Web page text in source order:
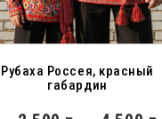
Рубаха Россея, красный
габардин